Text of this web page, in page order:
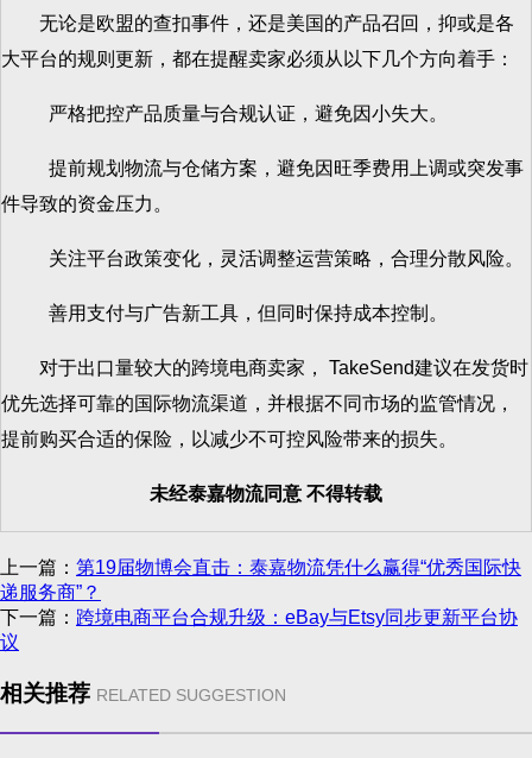
无论是欧盟的查扣事件，还是美国的产品召回，抑或是各
大平台的规则更新，都在提醒卖家必须从以下几个方向着手：
严格把控产品质量与合规认证，避免因小失大。
提前规划物流与仓储方案，避免因旺季费用上调或突发事
件导致的资金压力。
关注平台政策变化，灵活调整运营策略，合理分散风险。
善用支付与广告新工具，但同时保持成本控制。
对于出口量较大的跨境电商卖家， TakeSend建议在发货时
优先选择可靠的国际物流渠道，并根据不同市场的监管情况，
提前购买合适的保险，以减少不可控风险带来的损失。
未经泰嘉物流同意 不得转载
上一篇： 第19届物博会直击：泰嘉物流凭什么赢得“优秀国际快
递服务商”？
下一篇： 跨境电商平台合规升级：eBay与Etsy同步更新平台协
议
相关推荐 RELATED SUGGESTION